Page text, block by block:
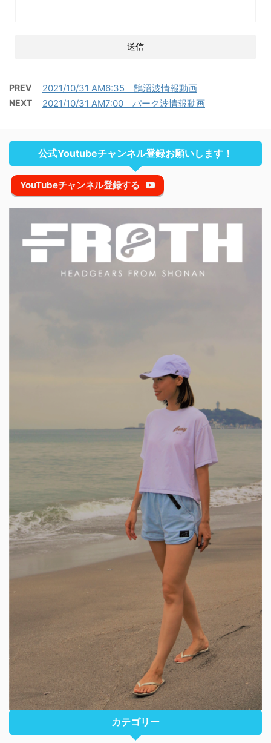
PREV 2021/10/31 AM6:35 鵠沼波情報動画
NEXT 2021/10/31 AM7:00 パーク波情報動画
公式Youtubeチャンネル登録お願いします！
YouTubeチャンネル登録する
カテゴリー